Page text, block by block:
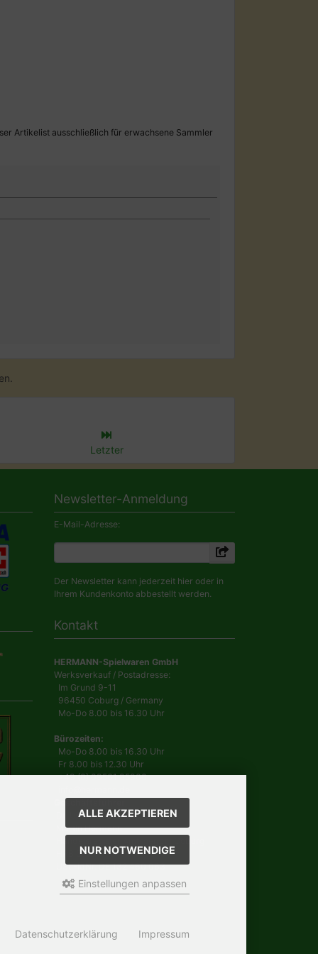
Artikelist ausschließlich für erwachsene Sammler
Letzter
Newsletter-Anmeldung
E-Mail-Adresse:
Der Newsletter kann jederzeit hier oder in
Ihrem Kundenkonto abbestellt werden.
Kontakt
HERMANN-Spielwaren GmbH
Werksverkauf / Postadresse:
Im Grund 9-11
96450 Coburg / Germany
Mo-Do 8.00 bis 16.30 Uhr
Bürozeiten:
Mo-Do 8.00 bis 16.30 Uhr
Fr 8.00 bis 12.30 Uhr
+49 (0) 09561 85900
Geschäftsführer
Dr. Ursula Hermann,
Martin Hermann
HRB 561
USt.-IdNr. DE 132 460 063
ALLE AKZEPTIEREN
NUR NOTWENDIGE
Einstellungen anpassen
Datenschutzerklärung Impressum